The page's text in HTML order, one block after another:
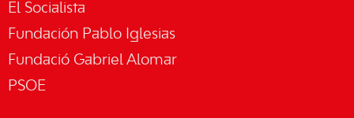
El Socialista
Fundación Pablo Iglesias
Fundació Gabriel Alomar
PSOE